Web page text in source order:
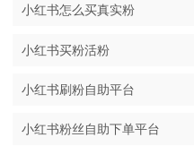
小红书怎么买真实粉
小红书买粉活粉
小红书刷粉自助平台
小红书粉丝自助下单平台